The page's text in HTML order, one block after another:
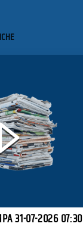
31-07-2026 07:30